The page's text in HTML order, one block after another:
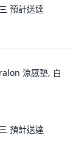
預計送達
涼感墊, 白
預計送達